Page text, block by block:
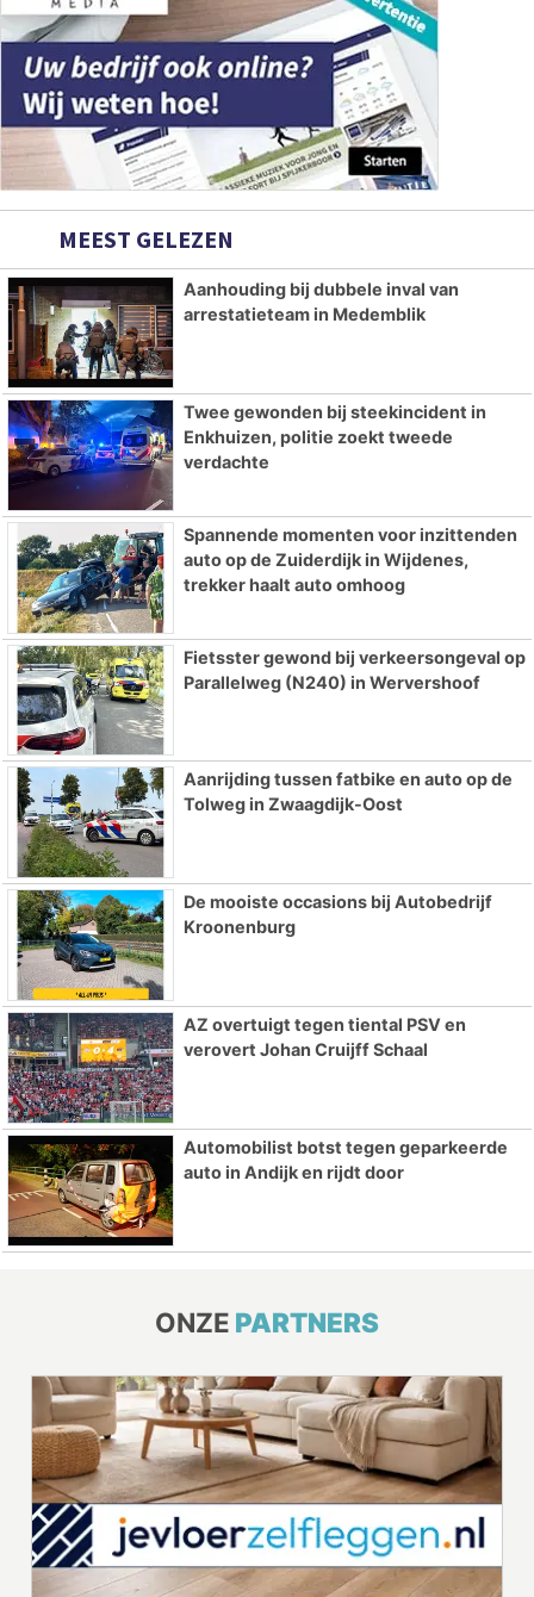
MEEST GELEZEN
Aanhouding bij dubbele inval van
arrestatieteam in Medemblik
Twee gewonden bij steekincident in
Enkhuizen, politie zoekt tweede
verdachte
Spannende momenten voor inzittenden
auto op de Zuiderdijk in Wijdenes,
trekker haalt auto omhoog
Fietsster gewond bij verkeersongeval op
Parallelweg (N240) in Wervershoof
Aanrijding tussen fatbike en auto op de
Tolweg in Zwaagdijk-Oost
De mooiste occasions bij Autobedrijf
Kroonenburg
AZ overtuigt tegen tiental PSV en
verovert Johan Cruijff Schaal
Automobilist botst tegen geparkeerde
auto in Andijk en rijdt door
ONZE PARTNERS